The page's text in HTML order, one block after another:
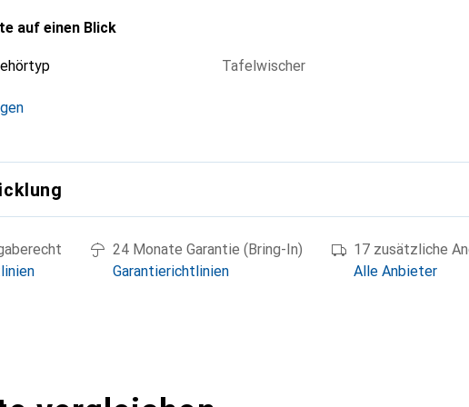
auf einen Blick
Tafelwischer
24 Monate Garantie (Bring-In)
Garantierichtlinien
17 zusätzliche
Alle Anbieter